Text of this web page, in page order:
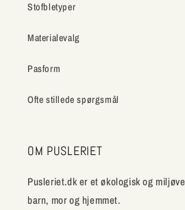
Stofbletyper
Materialevalg
Pasform
Ofte stillede spørgsmål
OM PUSLERIET
Pusleriet.dk er et økologisk og
barn, mor og hjemmet.